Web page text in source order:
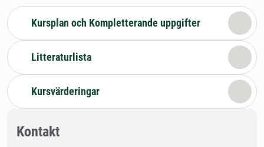
Kursplan och Kompletterande uppgifter
Litteraturlista
Kursvärderingar
Kontakt